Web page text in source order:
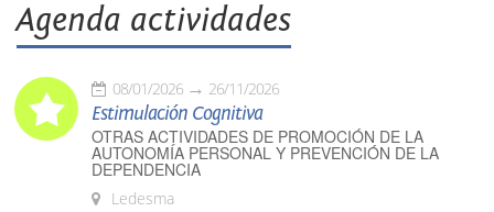
Agenda actividades
08/01/2026 26/11/2026
Estimulación Cognitiva
OTRAS ACTIVIDADES DE PROMOCIÓN DE LA
AUTONOMÍA PERSONAL Y PREVENCIÓN DE LA
DEPENDENCIA
Ledesma